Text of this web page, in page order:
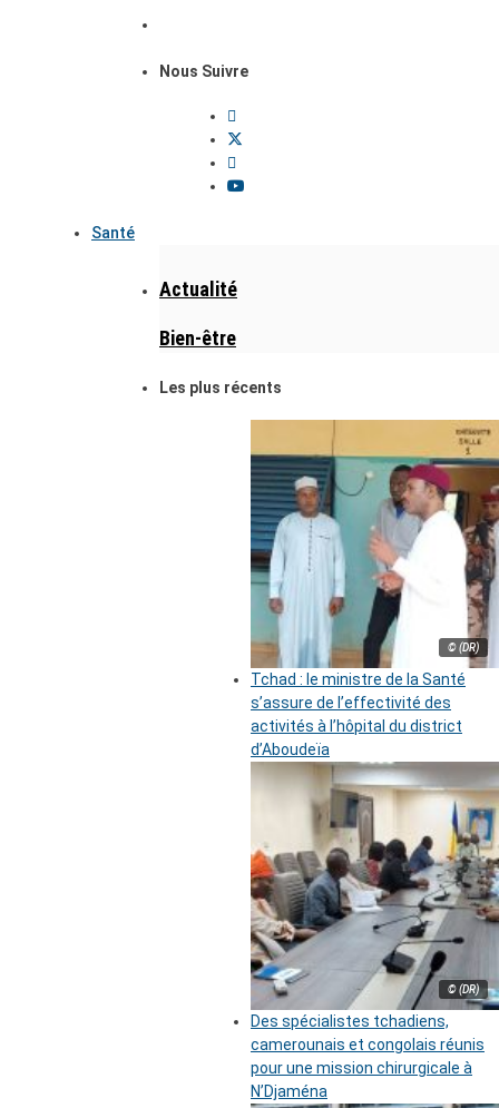
Nous Suivre
Santé
Actualité
Bien-être
Les plus récents
© (DR)
Tchad : le ministre de la Santé
s’assure de l’effectivité des
activités à l’hôpital du district
d’Aboudeïa
© (DR)
Des spécialistes tchadiens,
camerounais et congolais réunis
pour une mission chirurgicale à
N’Djaména